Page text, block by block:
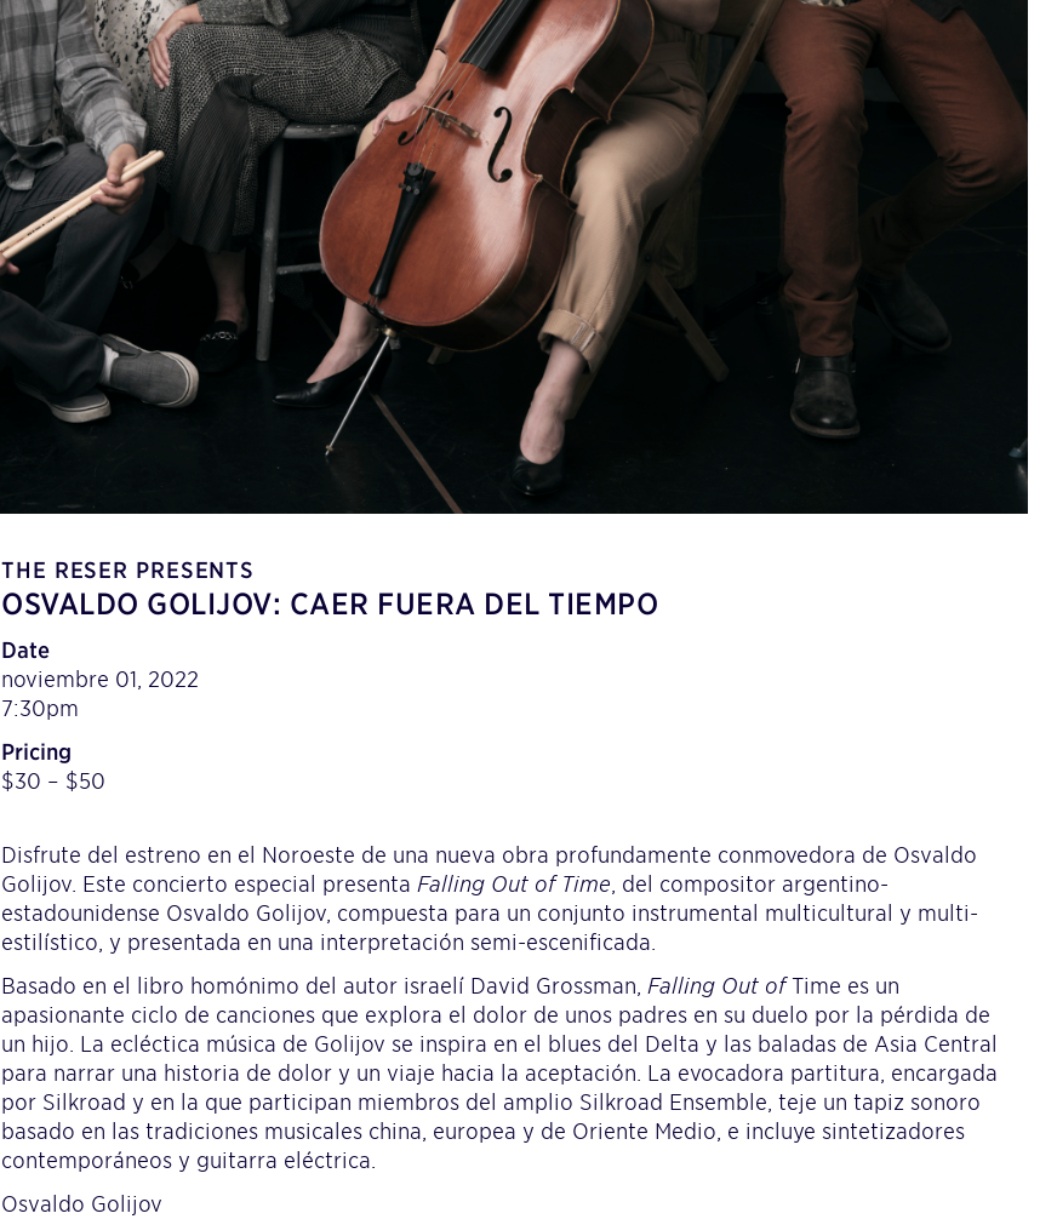
THE RESER PRESENTS
OSVALDO GOLIJOV: CAER FUERA DEL TIEMPO
Date
noviembre 01, 2022
7:30pm
Pricing
$30 – $50
Disfrute del estreno en el Noroeste de una nueva obra profundamente conmovedora de Osvaldo
Golijov. Este concierto especial presenta Falling Out of Time, del compositor argentino-
estadounidense Osvaldo Golijov, compuesta para un conjunto instrumental multicultural y multi-
estilístico, y presentada en una interpretación semi-escenificada.
Basado en el libro homónimo del autor israelí David Grossman, Falling Out ofTime es un
apasionante ciclo de canciones que explora el dolor de unos padres en su duelo por la pérdida de
un hijo. La ecléctica música de Golijov se inspira en el blues del Delta y las baladas de Asia Central
para narrar una historia de dolor y un viaje hacia la aceptación. La evocadora partitura, encargada
por Silkroad y en la que participan miembros del amplio Silkroad Ensemble, teje un tapiz sonoro
basado en las tradiciones musicales china, europea y de Oriente Medio, e incluye sintetizadores
contemporáneos y guitarra eléctrica.
Osvaldo Golijov